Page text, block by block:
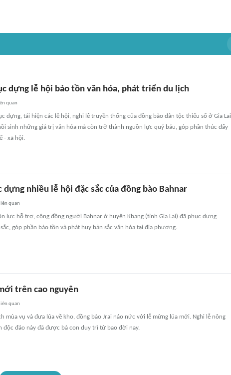
dựng lễ hội bảo tồn văn hóa, phát triển du lịch
quan
dựng, tái hiện các lễ hội, nghi lễ truyền thống của đồng bào dân tộc thiểu số ở Gia Lai
sinh những giá trị văn hóa mà còn trở thành nguồn lực quý báu, góp phần thúc đẩy
- xã hội.
dựng nhiều lễ hội đặc sắc của đồng bào Bahnar
liên quan
lực hỗ trợ, cộng đồng người Bahnar ở huyện Kbang (tỉnh Gia Lai) đã phục dựng
góp phần bảo tồn và phát huy bản sắc văn hóa tại địa phương.
trên cao nguyên
liên quan
mùa vụ và đưa lúa về kho, đồng bào Jrai náo nức với lễ mừng lúa mới. Nghi lễ nông
độc đáo này đã được bà con duy trì từ bao đời nay.